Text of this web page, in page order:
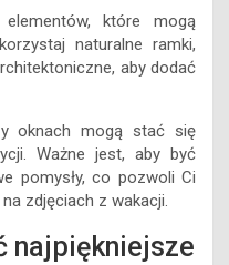
które mogą
naturalne ramki,
aby dodać
oknach mogą stać się
Ważne jest, aby być
pomysły, co pozwoli Ci
zdjęciach z wakacji.
najpiękniejsze